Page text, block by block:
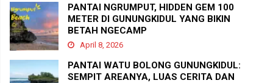
PANTAI NGRUMPUT, HIDDEN GEM 100
METER DI GUNUNGKIDUL YANG BIKIN
BETAH NGECAMP
April 8, 2026
PANTAI WATU BOLONG GUNUNGKIDUL:
SEMPIT AREANYA, LUAS CERITA DAN